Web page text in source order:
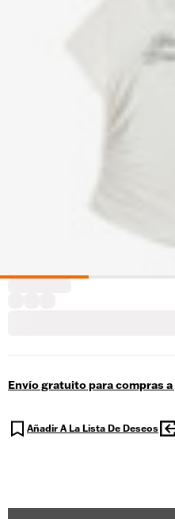
Envío gratuito para compras
Añadir A La Lista De Deseos